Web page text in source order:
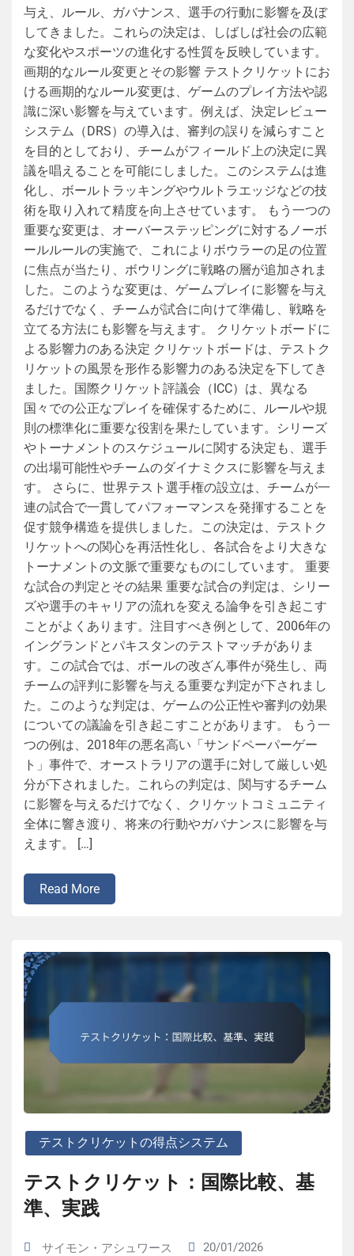
与え、ルール、ガバナンス、選手の行動に影響を及ぼ
してきました。これらの決定は、しばしば社会の広範
な変化やスポーツの進化する性質を反映しています。
画期的なルール変更とその影響 テストクリケットにお
ける画期的なルール変更は、ゲームのプレイ方法や認
識に深い影響を与えています。例えば、決定レビュー
システム（DRS）の導入は、審判の誤りを減らすこと
を目的としており、チームがフィールド上の決定に異
議を唱えることを可能にしました。このシステムは進
化し、ボールトラッキングやウルトラエッジなどの技
術を取り入れて精度を向上させています。 もう一つの
重要な変更は、オーバーステッピングに対するノーボ
ールルールの実施で、これによりボウラーの足の位置
に焦点が当たり、ボウリングに戦略の層が追加されま
した。このような変更は、ゲームプレイに影響を与え
るだけでなく、チームが試合に向けて準備し、戦略を
立てる方法にも影響を与えます。 クリケットボードに
よる影響力のある決定 クリケットボードは、テストク
リケットの風景を形作る影響力のある決定を下してき
ました。国際クリケット評議会（ICC）は、異なる
国々での公正なプレイを確保するために、ルールや規
則の標準化に重要な役割を果たしています。シリーズ
やトーナメントのスケジュールに関する決定も、選手
の出場可能性やチームのダイナミクスに影響を与えま
す。 さらに、世界テスト選手権の設立は、チームが一
連の試合で一貫してパフォーマンスを発揮することを
促す競争構造を提供しました。この決定は、テストク
リケットへの関心を再活性化し、各試合をより大きな
トーナメントの文脈で重要なものにしています。 重要
な試合の判定とその結果 重要な試合の判定は、シリー
ズや選手のキャリアの流れを変える論争を引き起こす
ことがよくあります。注目すべき例として、2006年の
イングランドとパキスタンのテストマッチがありま
す。この試合では、ボールの改ざん事件が発生し、両
チームの評判に影響を与える重要な判定が下されまし
た。このような判定は、ゲームの公正性や審判の効果
についての議論を引き起こすことがあります。 もう一
つの例は、2018年の悪名高い「サンドペーパーゲー
ト」事件で、オーストラリアの選手に対して厳しい処
分が下されました。これらの判定は、関与するチーム
に影響を与えるだけでなく、クリケットコミュニティ
全体に響き渡り、将来の行動やガバナンスに影響を与
えます。 […]
Read More
テストクリケットの得点システム
テストクリケット：国際比較、基
準、実践
サイモン・アシュワース 20/01/2026